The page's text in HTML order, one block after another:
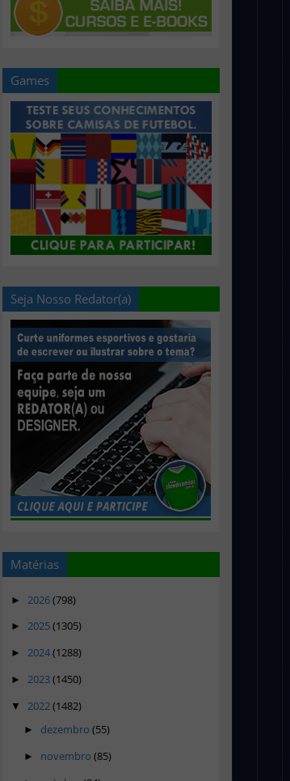
Games
Seja Nosso Redator(a)
Matérias
► 2026(798)
► 2025(1305)
► 2024(1288)
► 2023(1450)
▼ 2022(1482)
► dezembro (55)
► novembro (85)